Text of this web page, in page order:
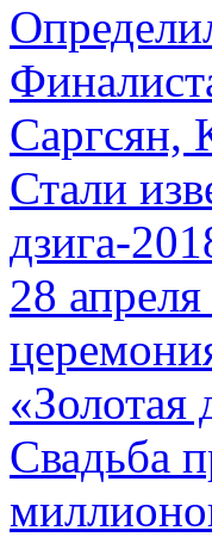
Саргсян,
Стали
дзига-
28
«Золотая
Свадьба